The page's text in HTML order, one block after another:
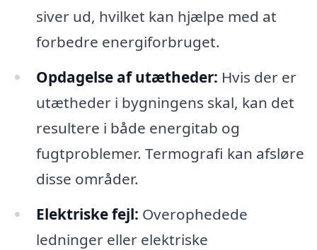
siver ud, hvilket kan hjælpe med at
forbedre energiforbruget.
Opdagelse af utætheder: Hvis der er
utætheder i bygningens skal, kan det
resultere i både energitab og
fugtproblemer. Termografi kan afsløre
disse områder.
Elektriske fejl: Overophedede
ledninger eller elektriske